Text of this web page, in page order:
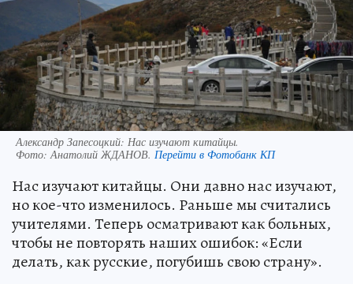
Александр Запесоцкий: Нас изучают китайцы.
Фото: Анатолий ЖДАНОВ. Перейти в Фотобанк КП
Нас изучают китайцы. Они давно нас изучают,
но кое-что изменилось. Раньше мы считались
учителями. Теперь осматривают как больных,
чтобы не повторять наших ошибок: «Если
делать, как русские, погубишь свою страну».